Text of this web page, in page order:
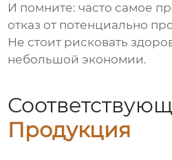
И помните: часто самое
отказ от потенциально
Не стоит рисковать
небольшой экономии.
Продукция